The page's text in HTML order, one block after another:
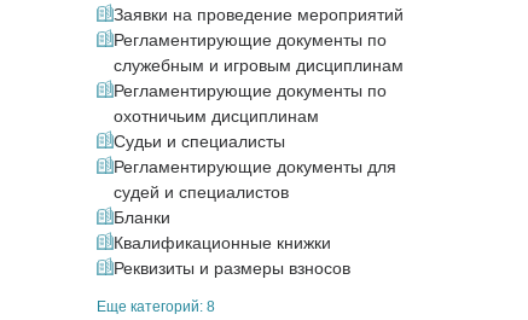
Заявки на проведение мероприятий
Регламентирующие документы по
служебным и игровым дисциплинам
Регламентирующие документы по
охотничьим дисциплинам
Судьи и специалисты
Регламентирующие документы для
судей и специалистов
Бланки
Квалификационные книжки
Реквизиты и размеры взносов
Еще категорий: 8